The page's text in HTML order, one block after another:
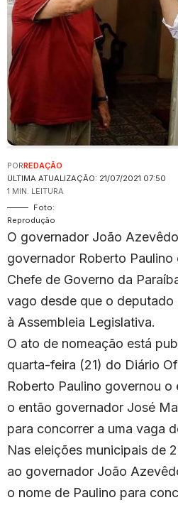
ULTIMA ATUALIZAÇÃO: 21/07/2021 07:50
PORREDAÇÃO
1 MIN. LEITURA
Foto:
Reprodução
O governador João
governador Roberto
Chefe de Governo da
vago desde que o deputado
à Assembleia Legislativa.
O ato de nomeação está
quarta-feira (21) do Diário
Roberto Paulino governou
o então governador José
para concorrer a uma vaga
Nas eleições municipais de
ao governador João
o nome de Paulino para